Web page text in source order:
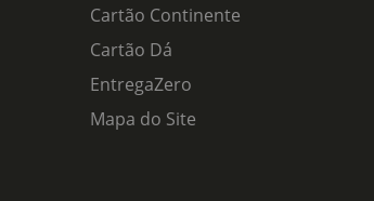
Cartão Continente
Cartão Dá
EntregaZero
Mapa do Site